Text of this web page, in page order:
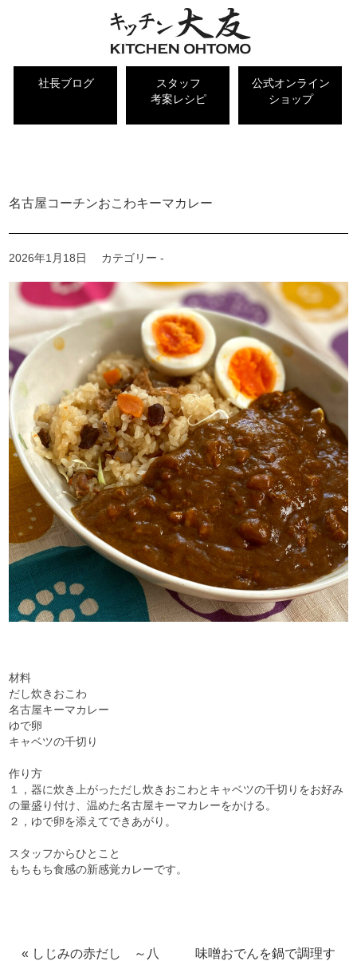
社長ブログ
スタッフ
考案レシピ
公式オンライン
ショップ
名古屋コーチンおこわキーマカレー
2026年1月18日 カテゴリー -
材料
だし炊きおこわ
名古屋キーマカレー
ゆで卵
キャベツの千切り
作り方
１，器に炊き上がっただし炊きおこわとキャベツの千切りをお好み
の量盛り付け、温めた名古屋キーマカレーをかける。
２，ゆで卵を添えてできあがり。
スタッフからひとこと
もちもち食感の新感覚カレーです。
« しじみの赤だし ～八
味噌おでんを鍋で調理す